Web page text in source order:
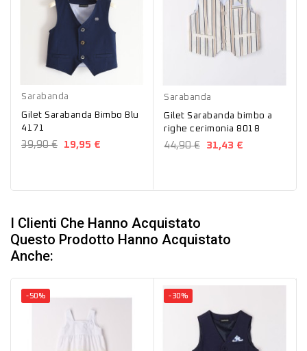
Sarabanda
Gilet Sarabanda Bimbo Blu
4171
39,90 € 19,95 €
Sarabanda
Gilet Sarabanda bimbo a
righe cerimonia 8018
44,90 € 31,43 €
I Clienti Che Hanno Acquistato
Questo Prodotto Hanno Acquistato
Anche:
-50% -30%